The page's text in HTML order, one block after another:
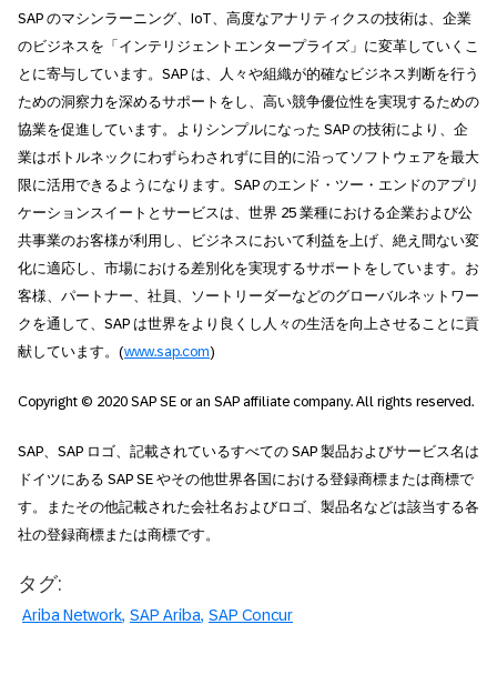
SAP のマシンラーニング、IoT、高度なアナリティクスの技術は、企業
のビジネスを「インテリジェントエンタープライズ」に変革していくこ
とに寄与しています。SAP は、人々や組織が的確なビジネス判断を行う
ための洞察力を深めるサポートをし、高い競争優位性を実現するための
協業を促進しています。よりシンプルになった SAP の技術により、企
業はボトルネックにわずらわされずに目的に沿ってソフトウェアを最大
限に活用できるようになります。SAP のエンド・ツー・エンドのアプリ
ケーションスイートとサービスは、世界 25 業種における企業および公
共事業のお客様が利用し、ビジネスにおいて利益を上げ、絶え間ない変
化に適応し、市場における差別化を実現するサポートをしています。お
客様、パートナー、社員、ソートリーダーなどのグローバルネットワー
クを通して、SAP は世界をより良くし人々の生活を向上させることに貢
献しています。(www.sap.com)
Copyright © 2020 SAP SE or an SAP affiliate company. All rights reserved.
SAP、SAP ロゴ、記載されているすべての SAP 製品およびサービス名は
ドイツにある SAP SE やその他世界各国における登録商標または商標で
す。またその他記載された会社名およびロゴ、製品名などは該当する各
社の登録商標または商標です。
タグ:
Ariba Network SAP Ariba SAP Concur